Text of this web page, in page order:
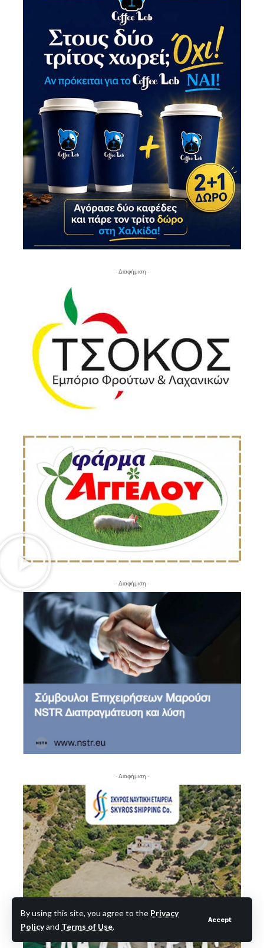
By using this site, you agree to the Privacy
Policyand Terms of Use.
Accept
- Διαφήμιση -
- Διαφήμιση -
- Διαφήμιση -